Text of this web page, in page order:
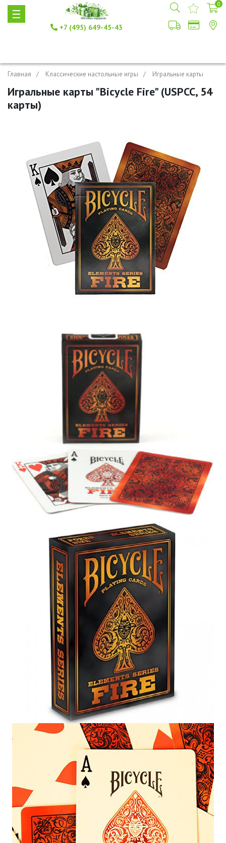
+7 (495) 649-45-43
0
Главная Классические настольные игры Игральные карты
Игральные карты "Bicycle Fire" (USPCC, 54
карты)